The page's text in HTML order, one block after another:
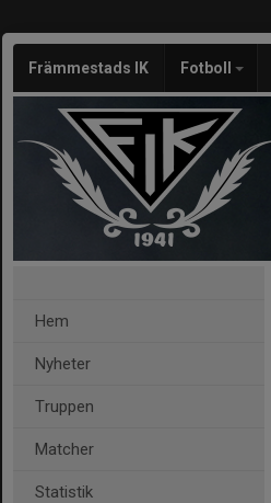
Främmestads IK Fotboll
Hem
Nyheter
Truppen
Matcher
Statistik